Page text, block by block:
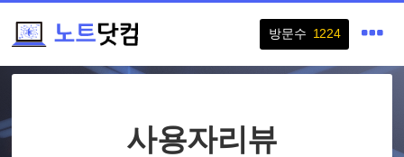
방문수 1224
사용자리뷰